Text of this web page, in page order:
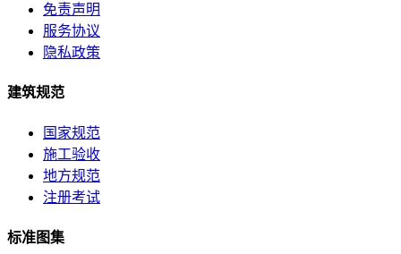
免责声明
服务协议
隐私政策
建筑规范
国家规范
施工验收
地方规范
注册考试
标准图集